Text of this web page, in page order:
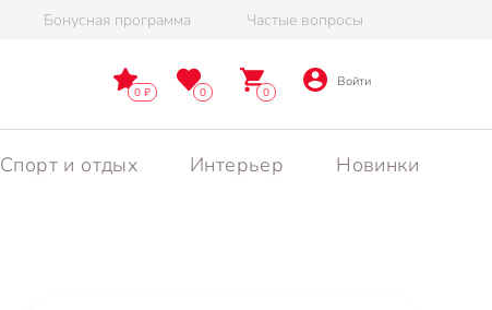
Бонусная программа Частые вопросы
0 0 0
Войти
Спорт и отдых Интерьер Новинки